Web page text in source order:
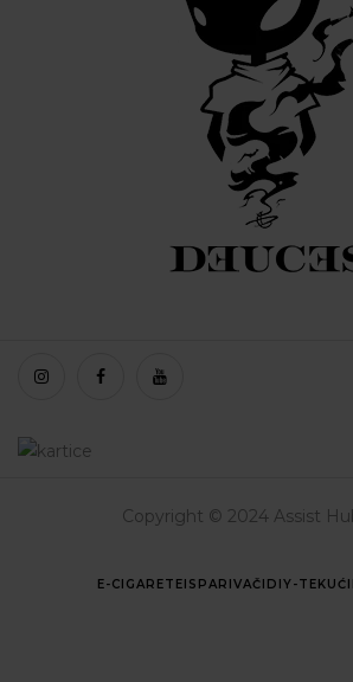
Copyright © 2024 Assist
E-CIGARETEISPARIVAČI DIY-